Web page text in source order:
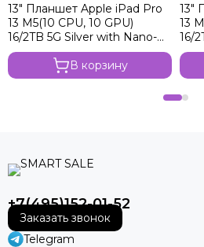
13" Планшет Apple iPad Pro
13 M5(10 CPU, 10 GPU)
16/2TB 5G Silver with Nano-
texture glass
В корзину
13"
13
16/
+7(495)152-01-52
Заказать звонок
Telegram